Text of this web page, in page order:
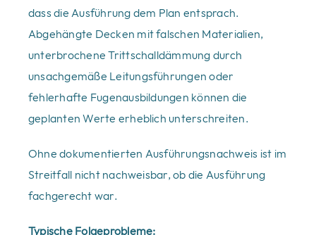
dass die Ausführung dem Plan entsprach.
Abgehängte Decken mit falschen Materialien,
unterbrochene Trittschalldämmung durch
unsachgemäße Leitungsführungen oder
fehlerhafte Fugenausbildungen können die
geplanten Werte erheblich unterschreiten.
Ohne dokumentierten Ausführungsnachweis ist im
Streitfall nicht nachweisbar, ob die Ausführung
fachgerecht war.
Typische Folgeprobleme: